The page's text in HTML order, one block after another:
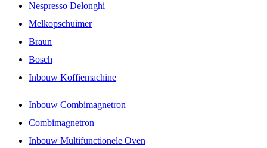
Nespresso Delonghi
Melkopschuimer
Braun
Bosch
Inbouw Koffiemachine
Inbouw Combimagnetron
Combimagnetron
Inbouw Multifunctionele Oven